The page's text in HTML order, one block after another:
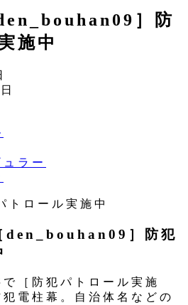
］防
施中
ラー
den_bouhan09］防犯
［防犯パトロール実施
電柱幕。自治体名などの